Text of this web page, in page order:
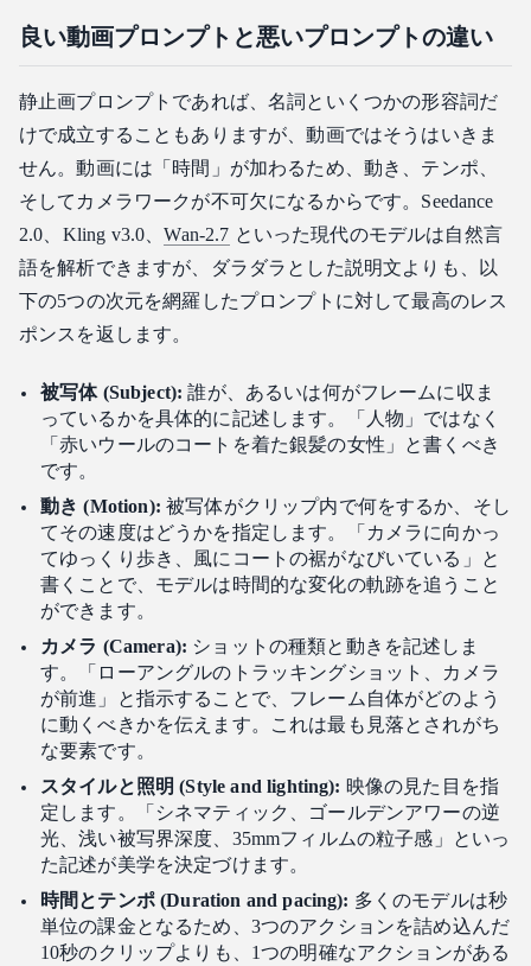
良い動画プロンプトと悪いプロンプトの違い
静止画プロンプトであれば、名詞といくつかの形容詞だ
けで成立することもありますが、動画ではそうはいきま
せん。動画には「時間」が加わるため、動き、テンポ、
そしてカメラワークが不可欠になるからです。Seedance
2.0、Kling v3.0、Wan-2.7 といった現代のモデルは自然言
語を解析できますが、ダラダラとした説明文よりも、以
下の5つの次元を網羅したプロンプトに対して最高のレス
ポンスを返します。
被写体 (Subject): 誰が、あるいは何がフレームに収ま
っているかを具体的に記述します。「人物」ではなく
「赤いウールのコートを着た銀髪の女性」と書くべき
です。
動き (Motion): 被写体がクリップ内で何をするか、そし
てその速度はどうかを指定します。「カメラに向かっ
てゆっくり歩き、風にコートの裾がなびいている」と
書くことで、モデルは時間的な変化の軌跡を追うこと
ができます。
カメラ (Camera): ショットの種類と動きを記述しま
す。「ローアングルのトラッキングショット、カメラ
が前進」と指示することで、フレーム自体がどのよう
に動くべきかを伝えます。これは最も見落とされがち
な要素です。
スタイルと照明 (Style and lighting): 映像の見た目を指
定します。「シネマティック、ゴールデンアワーの逆
光、浅い被写界深度、35mmフィルムの粒子感」といっ
た記述が美学を決定づけます。
時間とテンポ (Duration and pacing): 多くのモデルは秒
単位の課金となるため、3つのアクションを詰め込んだ
10秒のクリップよりも、1つの明確なアクションがある